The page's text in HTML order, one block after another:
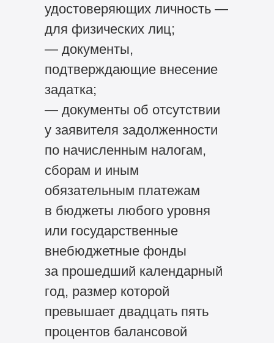
удостоверяющих личность —
для физических лиц;
— документы,
подтверждающие внесение
задатка;
— документы об отсутствии
у заявителя задолженности
по начисленным налогам,
сборам и иным
обязательным платежам
в бюджеты любого уровня
или государственные
внебюджетные фонды
за прошедший календарный
год, размер которой
превышает двадцать пять
процентов балансовой